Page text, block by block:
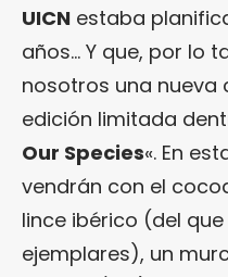
UICN estaba
años… Y que, por lo
nosotros una nueva
edición limitada
Our Species«. En
vendrán con el
lince ibérico (del
ejemplares), un